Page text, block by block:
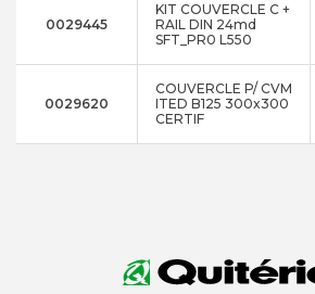
0029445
KIT COUVERCLE C +
RAIL DIN 24md
SFT_PR0 L550
0029620
COUVERCLE P/ CVM
ITED B125 300x300
CERTIF